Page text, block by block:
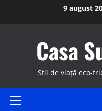
9 august
Casa
Stil de viață eco-
Primary